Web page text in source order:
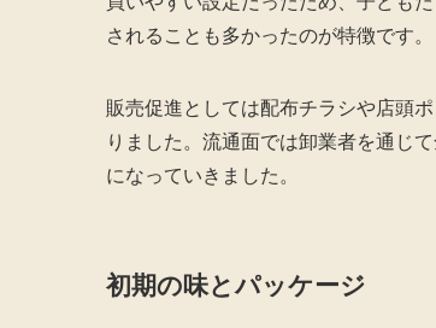
されることも多かったのが特徴です。
販売促進としては配布チラシや店頭
りました。流通面では卸業者を通じ
になっていきました。
初期の味とパッケージ